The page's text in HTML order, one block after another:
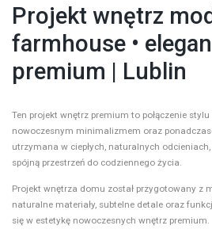
Projekt wnętrz
farmhouse •
premium | Lublin
Ten projekt wnętrz premium to połączenie
nowoczesnym minimalizmem oraz
utrzymana w ciepłych, naturalnych
spójną przestrzeń do codziennego życia.
Projekt wnętrza domu został przygotowany z
naturalne materiały, subtelne detale oraz
się w estetykę nowoczesnych wnętrz premium.